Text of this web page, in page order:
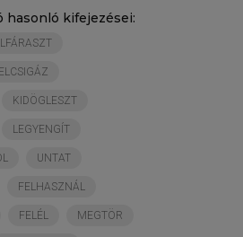
hasonló kifejezései:
ELCSIGÁZ
KIDÖGLESZT
LEGYENGÍT
UNTAT
FELHASZNÁL
FELÉL MEGTÖR